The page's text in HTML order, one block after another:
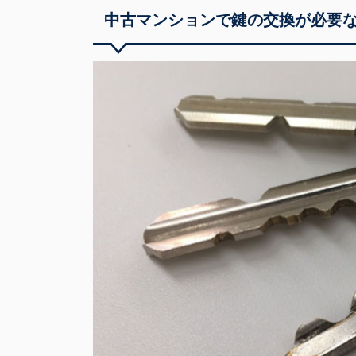
中古マンションで鍵の交換が必要